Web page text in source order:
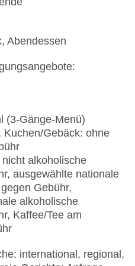
Abendessen
(3-Gänge-Menü)
Kuchen/Gebäck: ohne
alkoholische
ausgewählte nationale
Gebühr,
alkoholische
Kaffee/Tee am
international, regional,